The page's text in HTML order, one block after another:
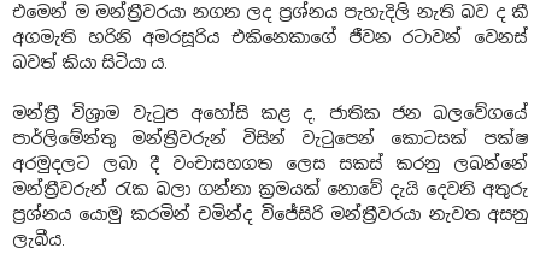
එමෙන් ම මන්ත්‍රීවරයා නගන ලද ප්‍රශ්නය පැහැදිලි නැති බව ද කී
අගමැති හරිනි අමරසූරිය එකිනෙකාගේ ජීවන රටාවන් වෙනස්
බවත් කියා සිටියා ය.
මන්ත්‍රී විශ්‍රාම වැටුප අහෝසි කළ ද, ජාතික ජන බලවේගයේ
පාර්ලිමේන්තු මන්ත්‍රීවරුන් විසින් වැටුපෙන් කොටසක් පක්ෂ
අරමුදලට ලබා දී වංචාසහගත ලෙස සකස් කරනු ලබන්නේ
මන්ත්‍රීවරුන් රැක බලා ගන්නා ක්‍රමයක් නොවේ දැයි දෙවනි අතුරු
ප්‍රශ්නය යොමු කරමින් චමින්ද විජේසිරි මන්ත්‍රීවරයා නැවත අසනු
ලැබීය.